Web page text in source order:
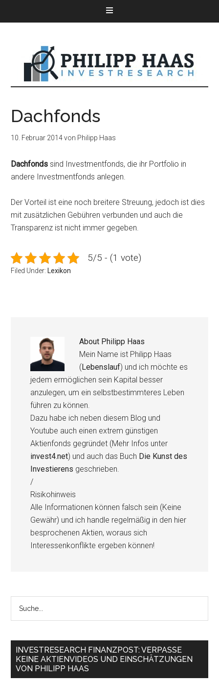
Dachfonds
10. Februar 2014von Philipp Haas
Dachfonds sind Investmentfonds, die ihr Portfolio in
andere Investmentfonds anlegen.
Der Vorteil ist eine noch breitere Streuung, jedoch ist dies
mit zusätzlichen Gebühren verbunden und auch die
Transparenz ist nicht immer gegeben.
5/5 - (1 vote)
Filed Under: Lexikon
About Philipp Haas
Mein Name ist Philipp Haas
(Lebenslauf) und ich möchte es
jedem ermöglichen sein Kapital besser
anzulegen, um ein selbstbestimmteres Leben
führen zu können.
Dazu habe ich neben diesem Blog und
Youtube auch einen extrem günstigen
Aktienfonds gegründet (Mehr Infos unter
invest4.net) und auch das Buch Die Kunst des
Investierens geschrieben.
/
Risikohinweis
Alle Informationen können falsch sein (Keine
Gewähr) und ich handle regelmäßig in den hier
besprochenen Aktien, woraus sich
Interessenkonflikte ergeben können!
INVESTRESEARCH FINANZPOST: VERPASSE
KEINE AKTIENVIDEOS UND EINSCHÄTZUNGEN
VON PHILIPP HAAS